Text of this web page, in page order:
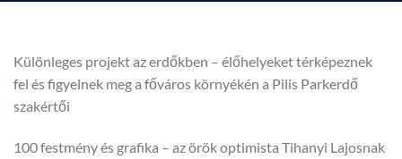
Különleges projekt az erdőkben – élőhelyeket térképeznek
fel és figyelnek meg a főváros környékén a Pilis Parkerdő
szakértői
100 festmény és grafika – az örök optimista Tihanyi Lajosnak